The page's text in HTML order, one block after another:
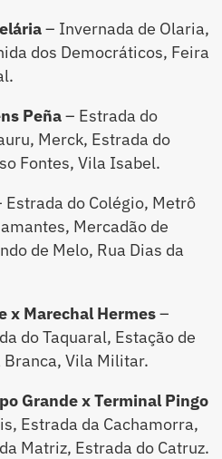
– Invernada de Olaria,
dos Democráticos, Feira
Peña– Estrada do
Merck, Estrada do
Fontes, Vila Isabel.
Estrada do Colégio, Metrô
Mercadão de
de Melo, Rua Dias da
x Marechal Hermes–
do Taquaral, Estação de
Branca, Vila Militar.
Grande x Terminal Pingo
Estrada da Cachamorra,
Matriz, Estrada do Catruz.